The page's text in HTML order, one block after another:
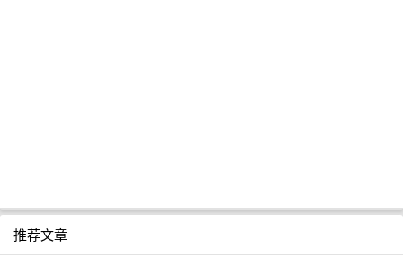
推荐文章